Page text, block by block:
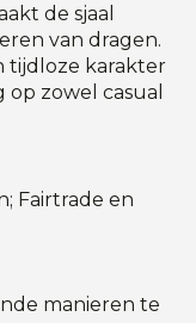
de sjaal
van dragen.
tijdloze karakter
zowel casual
Fairtrade en
manieren te